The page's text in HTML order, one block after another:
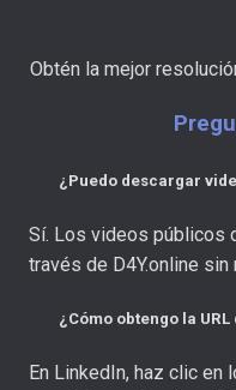
Obtén la mejor
¿Puedo descargar
Sí. Los videos públicos
través de D4Y.online
¿Cómo obtengo la
En LinkedIn, haz clic en